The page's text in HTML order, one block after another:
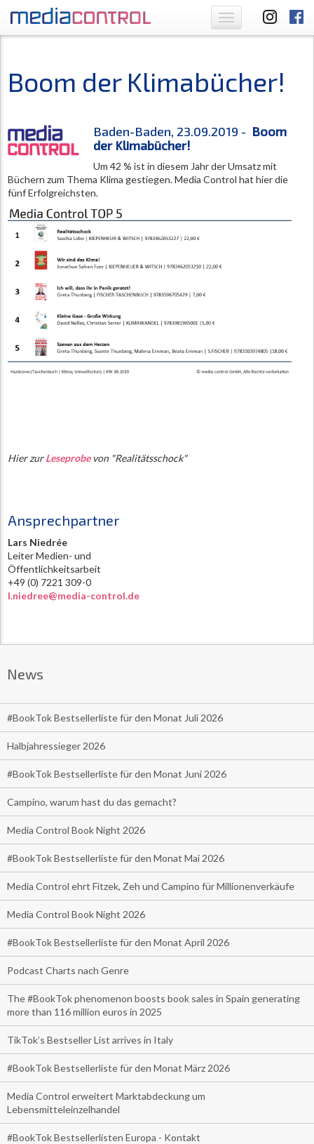
Toggle
navigation
Boom der Klimabücher!
Baden-Baden, 23.09.2019 - Boom
der Klimabücher!
Um 42 % ist in diesem Jahr der Umsatz mit
Büchern zum Thema Klima gestiegen. Media Control hat hier die
fünf Erfolgreichsten.
Hier zurLeseprobevon "Realitätsschock"
Ansprechpartner
Lars Niedrée
Leiter Medien- und
Öffentlichkeitsarbeit
+49 (0) 7221 309-0
l.niedree@media-control.de
News
#BookTok Bestsellerliste für den Monat Juli 2026
Halbjahressieger 2026
#BookTok Bestsellerliste für den Monat Juni 2026
Campino, warum hast du das gemacht?
Media Control Book Night 2026
#BookTok Bestsellerliste für den Monat Mai 2026
Media Control ehrt Fitzek, Zeh und Campino für Millionenverkäufe
Media Control Book Night 2026
#BookTok Bestsellerliste für den Monat April 2026
Podcast Charts nach Genre
The #BookTok phenomenon boosts book sales in Spain generating
more than 116 million euros in 2025
TikTok’s Bestseller List arrives in Italy
#BookTok Bestsellerliste für den Monat März 2026
Media Control erweitert Marktabdeckung um
Lebensmitteleinzelhandel
#BookTok Bestsellerlisten Europa - Kontakt